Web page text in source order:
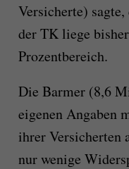
Versicherte)
der TK liege
Prozentbereich.
Die Barmer (8,6
eigenen Angaben
ihrer Versicherten
nur wenige